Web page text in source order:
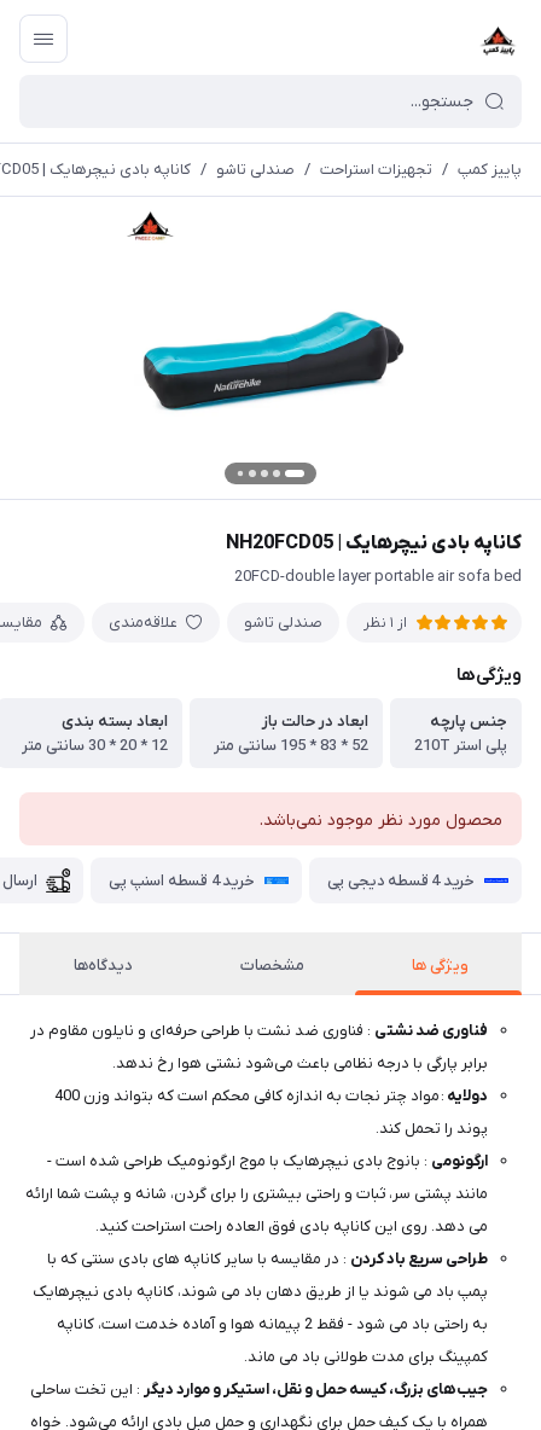
پاییز کمپ / تجهیزات استراحت / صندلی تاشو / کاناپه بادی نیچرهایک | NH20FCD05
کاناپه بادی نیچرهایک | NH20FCD05
20FCD-double layer portable air sofa bed
از 1 نظر صندلی تاشو علاقه‌مندی
ویژگی‌ها
جنس پارچه
پلی استر 210T
ابعاد در حالت باز
52 * 83 * 195 سانتی متر
ابعاد بسته بندی
12 * 20 * 30 سانتی متر
محصول مورد نظر موجود نمی‌باشد.
خرید 4 قسطه دیجی پی خرید 4 قسطه اسنپ پی
ویژگی ها مشخصات دیدگاه‌ها
فناوری ضد نشتی : فناوری ضد نشت با طراحی حرفه‌ای و نایلون مقاوم در
برابر پارگی با درجه نظامی باعث می‌شود نشتی هوا رخ ندهد.
دولایه :
مواد چتر نجات به اندازه کافی محکم است که بتواند وزن 400
پوند را تحمل کند.
ارگونومی : بانوج بادی نیچرهایک با موج ارگونومیک طراحی شده است -
مانند پشتی سر، ثبات و راحتی بیشتری را برای گردن، شانه و پشت شما ارائه
می دهد. روی این کاناپه بادی فوق العاده راحت استراحت کنید.
طراحی سریع باد کردن : در مقایسه با سایر کاناپه های بادی سنتی که با
پمپ باد می شوند یا از طریق دهان باد می شوند، کاناپه بادی نیچرهایک
به راحتی باد می شود - فقط 2 پیمانه هوا و آماده خدمت است، کاناپه
کمپینگ برای مدت طولانی باد می ماند.
جیب‌های بزرگ، کیسه حمل و نقل، استیکر و موارد دیگر : این تخت ساحلی
همراه با یک کیف حمل برای نگهداری و حمل مبل بادی ارائه می‌شود. خواه